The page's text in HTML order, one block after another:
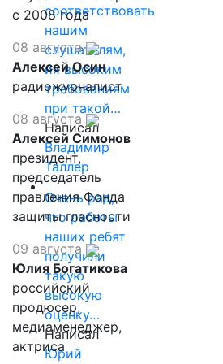
соответствовать
нашим
слушателям,
их высоким
требованиям
при такой…
Написал
Владимир
Таллер
Очень рад,
что работы
наших ребят
получили
такую
высокую
оценку…
Написал
Юрий
с 2008 года
08 августа
Алексей Осин
радиожурналист
08 августа
Алексей Симонов
президент,
председатель
правления Фонда
защиты гласности
09 августа
Юлия Богатикова
российский
продюсер,
медиаменеджер,
актриса